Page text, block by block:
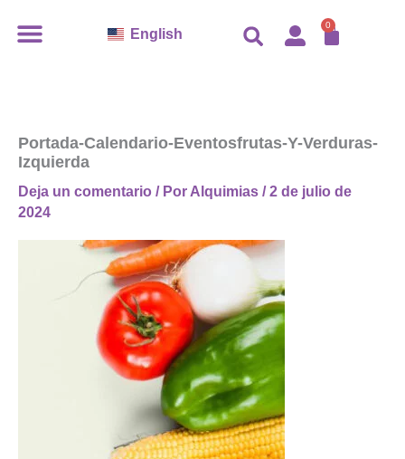
English 0
Carro
Portada-Calendario-Eventosfrutas-Y-Verduras-
Izquierda
Deja un comentario / Por Alquimias /2 de julio de
2024